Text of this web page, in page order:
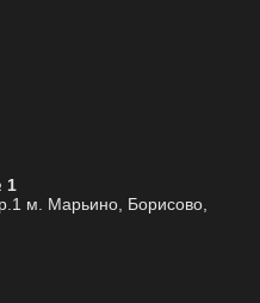
1
м. Марьино, Борисово,